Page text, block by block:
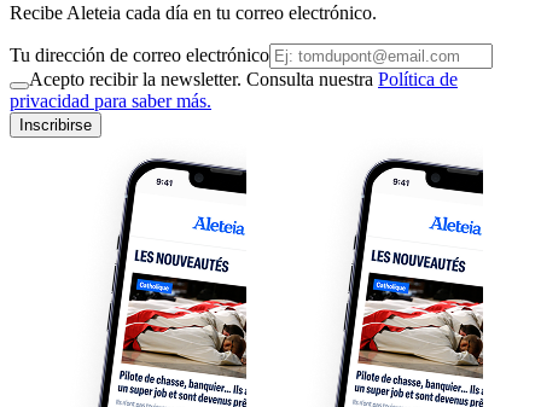
Recibe Aleteia cada día en tu correo electrónico.
Tu dirección de correo electrónico
Acepto recibir la newsletter. Consulta nuestra Política de
privacidad para saber más.
Inscribirse